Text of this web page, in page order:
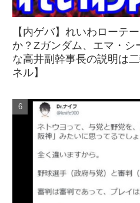
【内ゲバ】れいわローテ
か？Zガンダム、エマ・シ
な高井副幹事長の説明は
ネル】